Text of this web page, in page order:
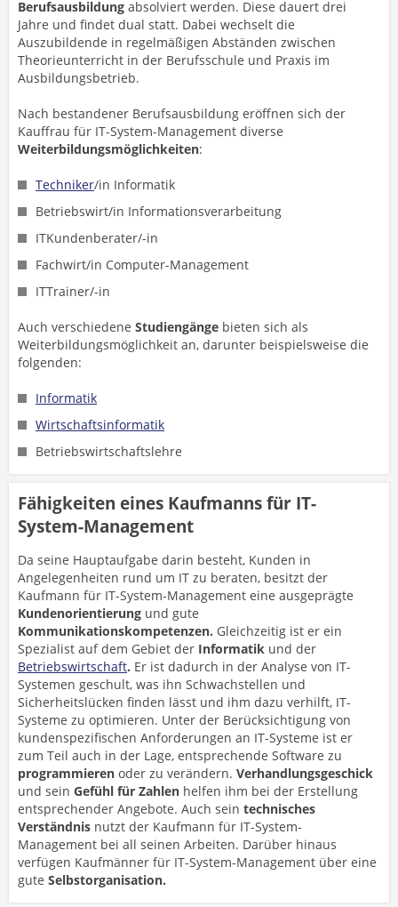
Berufsausbildung absolviert werden. Diese dauert drei
Jahre und findet dual statt. Dabei wechselt die
Auszubildende in regelmäßigen Abständen zwischen
Theorieunterricht in der Berufsschule und Praxis im
Ausbildungsbetrieb.
Nach bestandener Berufsausbildung eröffnen sich der
Kauffrau für IT-System-Management diverse
Weiterbildungsmöglichkeiten:
Techniker/in Informatik
Betriebswirt/in Informationsverarbeitung
ITKundenberater/-in
Fachwirt/in Computer-Management
ITTrainer/-in
Auch verschiedene Studiengänge bieten sich als
Weiterbildungsmöglichkeit an, darunter beispielsweise die
folgenden:
Informatik
Wirtschaftsinformatik
Betriebswirtschaftslehre
Fähigkeiten eines Kaufmanns für IT-
System-Management
Da seine Hauptaufgabe darin besteht, Kunden in
Angelegenheiten rund um IT zu beraten, besitzt der
Kaufmann für IT-System-Management eine ausgeprägte
Kundenorientierung und gute
Kommunikationskompetenzen. Gleichzeitig ist er ein
Spezialist auf dem Gebiet der Informatik und der
Betriebswirtschaft. Er ist dadurch in der Analyse von IT-
Systemen geschult, was ihn Schwachstellen und
Sicherheitslücken finden lässt und ihm dazu verhilft, IT-
Systeme zu optimieren. Unter der Berücksichtigung von
kundenspezifischen Anforderungen an IT-Systeme ist er
zum Teil auch in der Lage, entsprechende Software zu
programmieren oder zu verändern. Verhandlungsgeschick
und sein Gefühl für Zahlen helfen ihm bei der Erstellung
entsprechender Angebote. Auch sein technisches
Verständnis nutzt der Kaufmann für IT-System-
Management bei all seinen Arbeiten. Darüber hinaus
verfügen Kaufmänner für IT-System-Management über eine
gute Selbstorganisation.